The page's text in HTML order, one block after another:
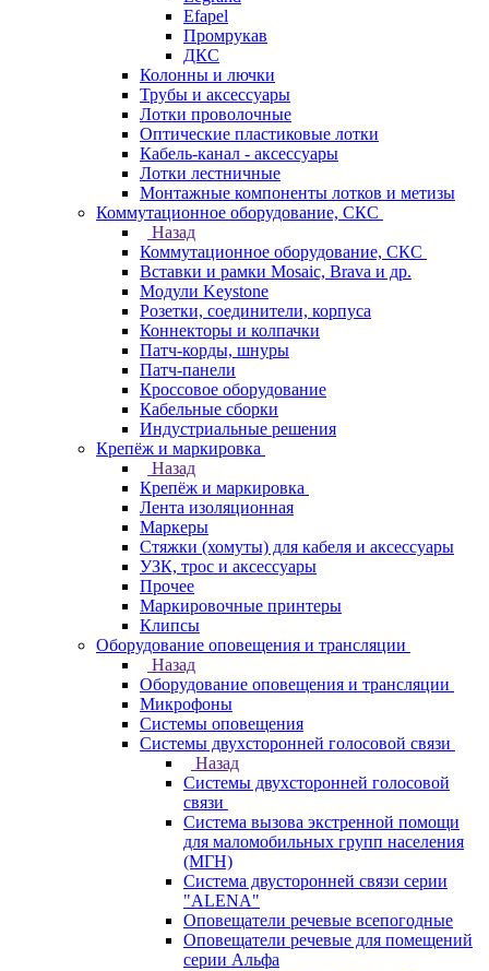
Efapel
Промрукав
ДКС
Колонны и лючки
Трубы и аксессуары
Лотки проволочные
Оптические пластиковые лотки
Кабель-канал - аксессуары
Лотки лестничные
Монтажные компоненты лотков и метизы
Коммутационное оборудование, СКС
Назад
Коммутационное оборудование, СКС
Вставки и рамки Mosaic, Brava и др.
Модули Keystone
Розетки, соединители, корпуса
Коннекторы и колпачки
Патч-корды, шнуры
Патч-панели
Кроссовое оборудование
Кабельные сборки
Индустриальные решения
Крепёж и маркировка
Назад
Крепёж и маркировка
Лента изоляционная
Маркеры
Стяжки (хомуты) для кабеля и аксессуары
УЗК, трос и аксессуары
Прочее
Маркировочные принтеры
Клипсы
Оборудование оповещения и трансляции
Назад
Оборудование оповещения и трансляции
Микрофоны
Системы оповещения
Системы двухсторонней голосовой связи
Назад
Системы двухсторонней голосовой
связи
Система вызова экстренной помощи
для маломобильных групп населения
(МГН)
Система двусторонней связи серии
"ALENA"
Оповещатели речевые всепогодные
Оповещатели речевые для помещений
серии Альфа